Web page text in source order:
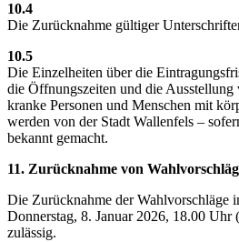
10.4
Die Zurücknahme gültiger
10.5
Die Einzelheiten über die
die Öffnungszeiten und die Ausstellung
kranke Personen und Menschen mit
werden von der Stadt Wallenfels –
bekannt gemacht.
11. Zurücknahme von
Die Zurücknahme der Wahlvorschläge
Donnerstag, 8. Januar 2026, 18.00 Uhr
zulässig.